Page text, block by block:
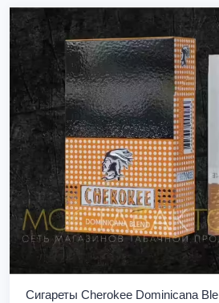
Сигареты Cherokee Dominicana